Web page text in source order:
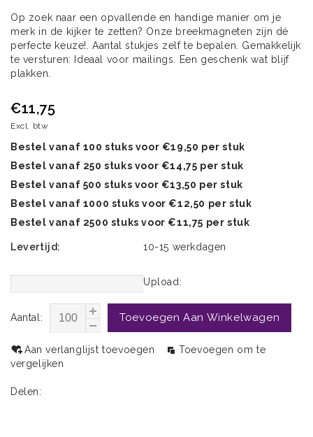
Op zoek naar een opvallende en handige manier om je
merk in de kijker te zetten? Onze breekmagneten zijn dé
perfecte keuze!. Aantal stukjes zelf te bepalen. Gemakkelijk
te versturen: Ideaal voor mailings. Een geschenk wat blijf
plakken.
€11,75
Excl. btw
Bestel vanaf 100 stuks voor €19,50 per stuk
Bestel vanaf 250 stuks voor €14,75 per stuk
Bestel vanaf 500 stuks voor €13,50 per stuk
Bestel vanaf 1000 stuks voor €12,50 per stuk
Bestel vanaf 2500 stuks voor €11,75 per stuk
Levertijd: 10-15 werkdagen
Upload:
Aantal: Toevoegen Aan Winkelwagen
Aan verlanglijst toevoegen
Toevoegen om te
vergelijken
Delen: